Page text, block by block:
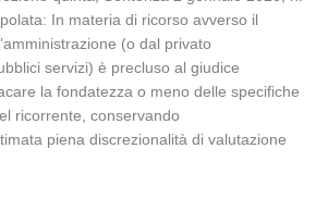
In materia di ricorso avverso il
(o dal privato
servizi) è precluso al giudice
la fondatezza o meno delle specifiche
ricorrente, conservando
piena discrezionalità di valutazione